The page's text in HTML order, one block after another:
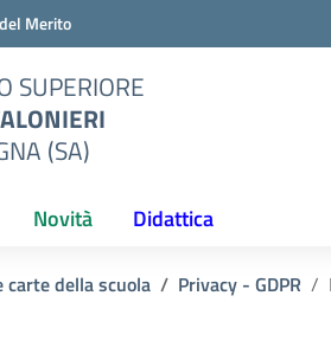
Merito
SUPERIORE
(SA)
Novità Didattica
carte della scuola Privacy - GDPR